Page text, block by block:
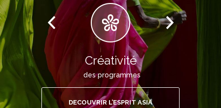
Créativité
des programmes
DECOUVRIR L’ESPRIT ASIA